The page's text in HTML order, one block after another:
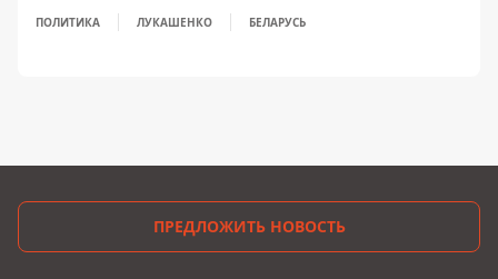
ПОЛИТИКА ЛУКАШЕНКО БЕЛАРУСЬ
ПРЕДЛОЖИТЬ НОВОСТЬ